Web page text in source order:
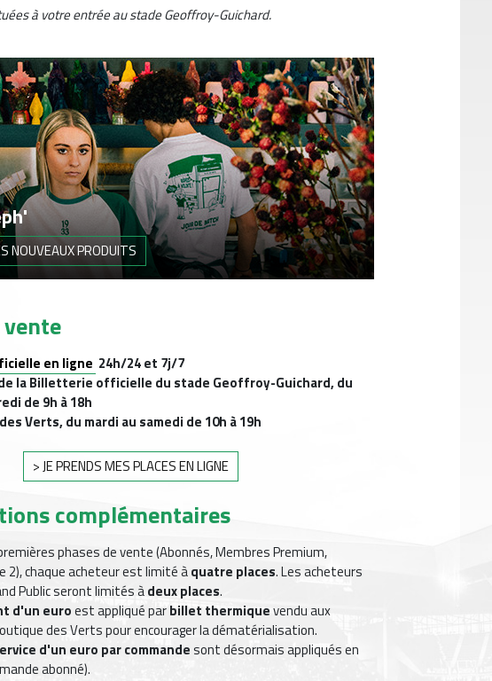
à votre entrée au stade Geoffroy-Guichard.
NOUVEAUX PRODUITS
vente
en ligne 24h/24 et 7j/7
la Billetterie officielle du stade Geoffroy-Guichard, du
de 9h à 18h
Verts, du mardi au samedi de 10h à 19h
> JE PRENDS MES PLACES EN LIGNE
complémentaires
phases de vente (Abonnés, Membres Premium,
2), chaque acheteur est limité àquatre places. Les acheteurs
Public seront limités àdeux places.
d'un euroest appliqué parbillet thermiquevendu aux
des Verts pour encourager la dématérialisation.
d'un euro par commandesont désormais appliqués en
abonné).